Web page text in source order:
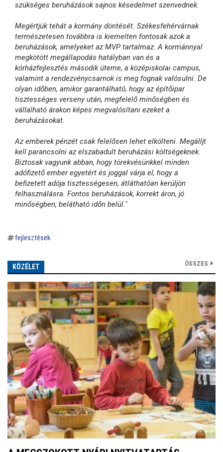
szükséges beruházások sajnos késedelmet szenvednek.
Megértjük tehát a kormány döntését. Székesfehérvárnak
természetesen továbbra is kiemelten fontosak azok a
beruházások, amelyeket az MVP tartalmaz. A kormánnyal
megkötött megállapodás hatályban van és a
kórházfejlesztés második üteme, a középiskolai campus,
valamint a rendezvénycsarnok is meg fognak valósulni. De
olyan időben, amikor garantálható, hogy az építőipar
tisztességes verseny után, megfelelő minőségben és
vállalható árakon képes megvalósítani ezeket a
beruházásokat.
Az emberek pénzét csak felelősen lehet elkölteni. Megálljt
kell parancsolni az elszabadult beruházási költségeknek.
Biztosak vagyunk abban, hogy törekvésünkkel minden
adófizető ember egyetért és joggal várja el, hogy a
befizetett adója tisztességesen, átláthatóan kerüljön
felhasználásra. Fontos beruházások, korrekt áron, jó
minőségben, belátható időn belül."
fejlesztések
KÖZÉLET ÖSSZES